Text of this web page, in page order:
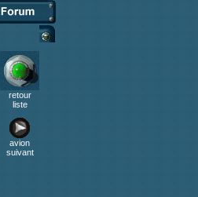
retour
liste
avion
suivant